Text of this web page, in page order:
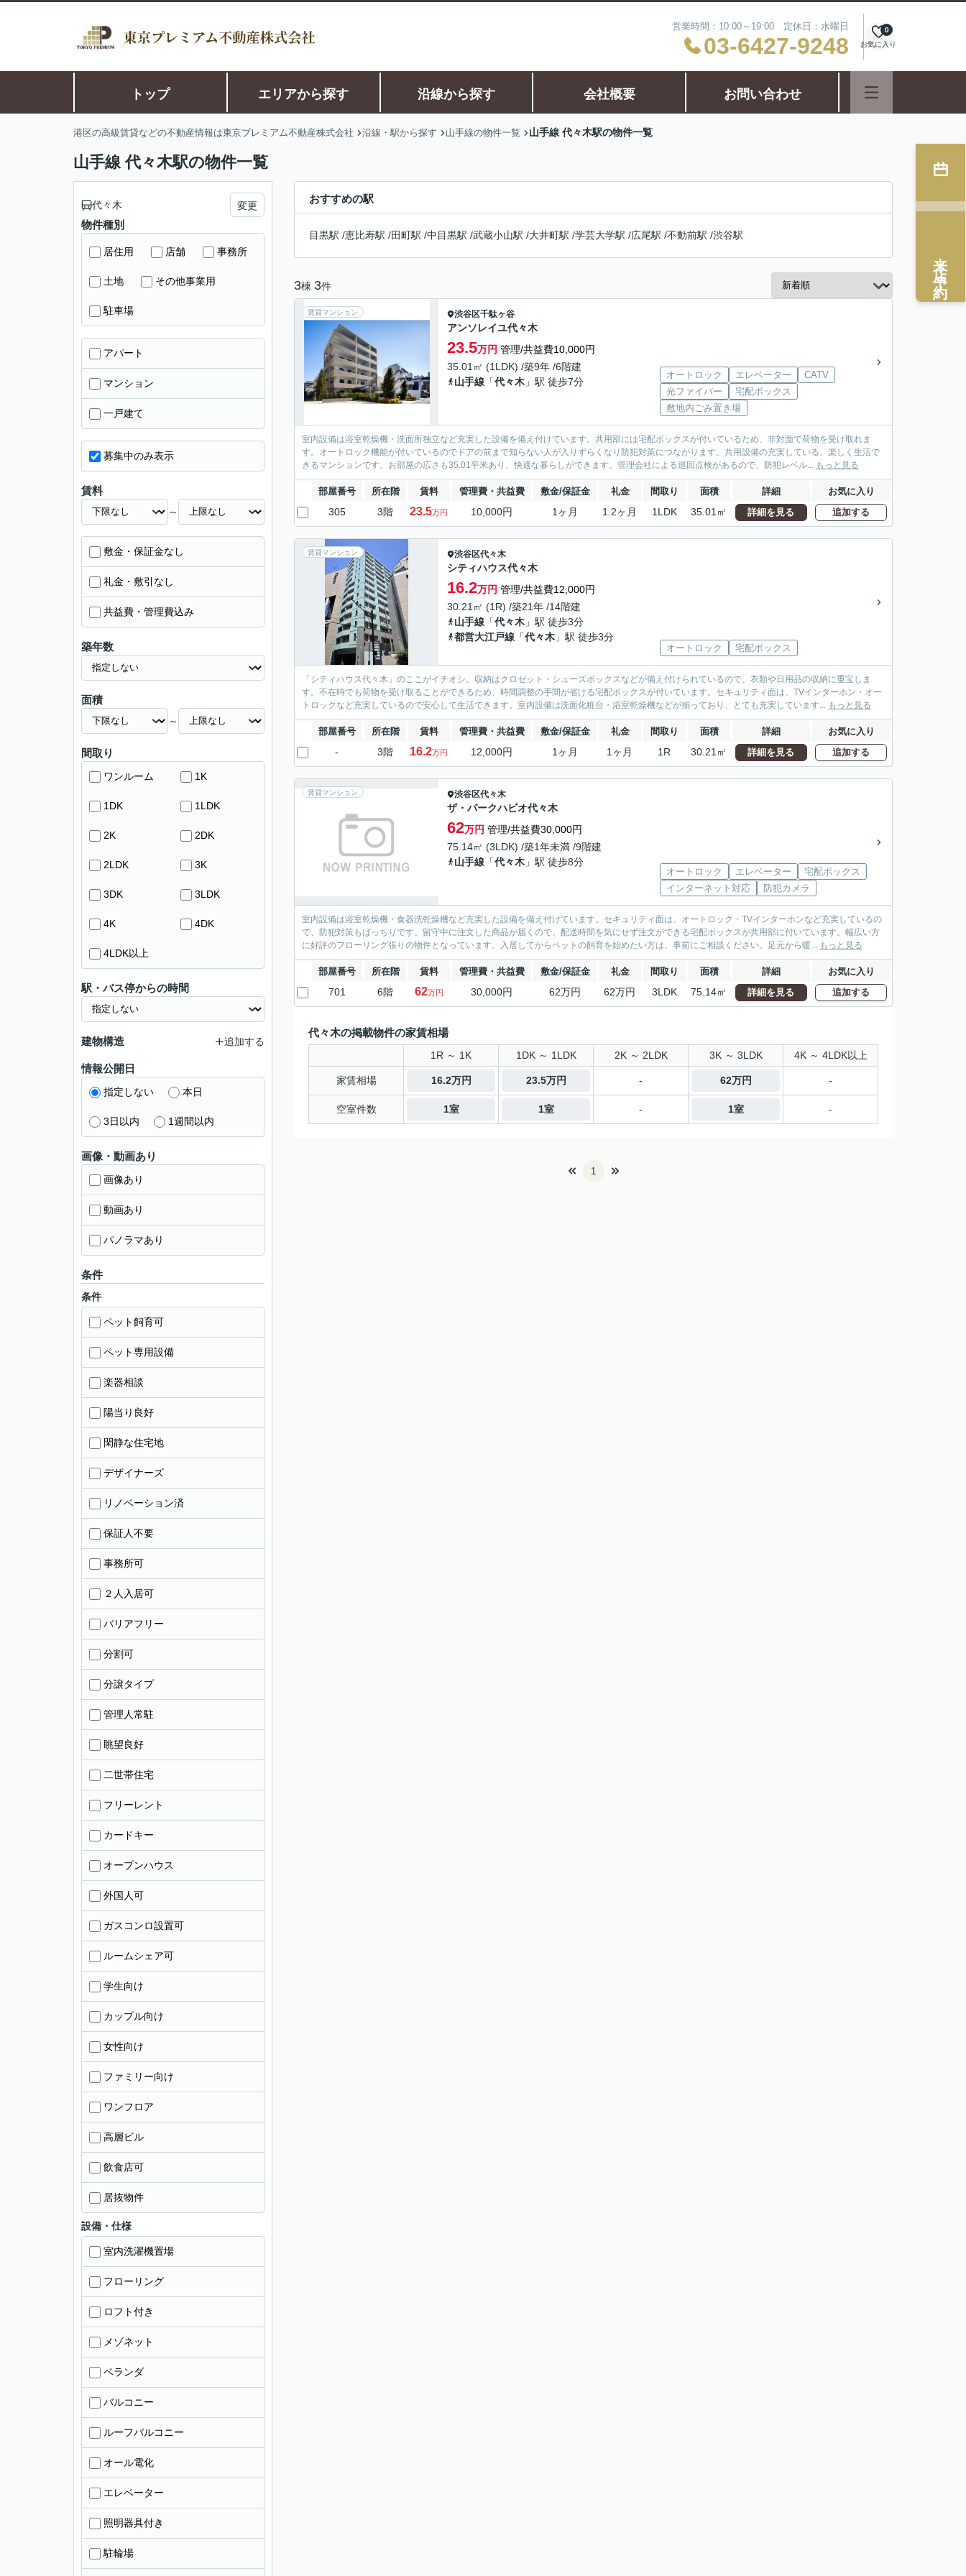
営業時間：10:00～19:00 定休日：水曜日
03-6427-9248 お気に入り
0
トップ エリアから探す 沿線から探す 会社概要 お問い合わせ
港区の高級賃貸などの不動産情報は東京プレミアム不動産株式会社 沿線・駅から探す 山手線の物件一覧 山手線 代々木駅の物件一覧
山手線 代々木駅の物件一覧
おすすめの駅
目黒駅 /恵比寿駅 /田町駅 /中目黒駅 /武蔵小山駅 /大井町駅 /学芸大学駅 /広尾駅 /不動前駅 /渋谷駅
3棟 3件
賃貸マンション 渋谷区千駄ヶ谷
アンソレイユ代々木
23.5万円 管理/共益費10,000円
35.01㎡ (1LDK) /築9年 /6階建
山手線 「代々木 」駅 徒歩7分
オートロック エレベーター
CATV
光ファイバー
宅配ボックス
敷地内ごみ置き場
室内設備は浴室乾燥機・洗面所独立など充実した設備を備え付けています。共用部には宅配ボックスが付いているため、非対面で荷物を受け取れま
す。オートロック機能が付いているのでドアの前まで知らない人が入りずらくなり防犯対策につながります。共用設備の充実している、楽しく生活で
きるマンションです。お部屋の広さも35.01平米あり、快適な暮らしができます。管理会社による巡回点検があるので、防犯レベル... もっと見る
部屋番号 所在階 賃料 管理費・共益費 敷金/保証金 礼金 間取り 面積 詳細 お気に入り
305 3階 23.5万円 10,000円 1ヶ月 1.2ヶ月 1LDK 35.01㎡ 詳細を見る 追加する
賃貸マンション 渋谷区代々木
シティハウス代々木
16.2万円 管理/共益費12,000円
30.21㎡ (1R) /築21年 /14階建
山手線 「代々木 」駅 徒歩3分
都営大江戸線 「代々木 」駅 徒歩3分
オートロック 宅配ボックス
「シティハウス代々木」のここがイチオシ。収納はクロゼット・シューズボックスなどが備え付けられているので、衣類や日用品の収納に重宝しま
す。不在時でも荷物を受け取ることができるため、時間調整の手間が省ける宅配ボックスが付いています。セキュリティ面は、TVインターホン・オー
トロックなど充実しているので安心して生活できます。室内設備は洗面化粧台・浴室乾燥機などが揃っており、とても充実しています... もっと見る
部屋番号 所在階 賃料 管理費・共益費 敷金/保証金 礼金 間取り 面積 詳細 お気に入り
- 3階 16.2万円 12,000円 1ヶ月 1ヶ月 1R 30.21㎡ 詳細を見る 追加する
賃貸マンション 渋谷区代々木
ザ・パークハビオ代々木
62万円 管理/共益費30,000円
75.14㎡ (3LDK) /築1年未満 /9階建
山手線 「代々木 」駅 徒歩8分
オートロック エレベーター
宅配ボックス
インターネット対応
防犯カメラ
室内設備は浴室乾燥機・食器洗乾燥機など充実した設備を備え付けています。セキュリティ面は、オートロック・TVインターホンなど充実しているの
で、防犯対策もばっちりです。留守中に注文した商品が届くので、配送時間を気にせず注文ができる宅配ボックスが共用部に付いています。幅広い方
に好評のフローリング張りの物件となっています。入居してからペットの飼育を始めたい方は、事前にご相談ください。足元から暖... もっと見る
部屋番号 所在階 賃料 管理費・共益費 敷金/保証金 礼金 間取り 面積 詳細 お気に入り
701 6階 62万円 30,000円 62万円 62万円 3LDK 75.14㎡ 詳細を見る 追加する
代々木の掲載物件の家賃相場
1R ～ 1K 1DK ～ 1LDK 2K ～ 2LDK 3K ～ 3LDK 4K ～ 4LDK以上
家賃相場 16.2万円 23.5万円 - 62万円 -
空室件数 1室 1室 - 1室 -
1
代々木 変更
物件種別
居住用 店舗 事務所
土地 その他事業用
駐車場
アパート
マンション
一戸建て
募集中のみ表示
賃料
～
敷金・保証金なし
礼金・敷引なし
共益費・管理費込み
築年数
面積
～
間取り
ワンルーム 1K
1DK 1LDK
2K 2DK
2LDK 3K
3DK 3LDK
4K 4DK
4LDK以上
駅・バス停からの時間
建物構造 追加する
情報公開日
指定しない 本日
3日以内 1週間以内
画像・動画あり
画像あり
動画あり
パノラマあり
条件
条件
ペット飼育可
ペット専用設備
楽器相談
陽当り良好
閑静な住宅地
デザイナーズ
リノベーション済
保証人不要
事務所可
２人入居可
バリアフリー
分割可
分譲タイプ
管理人常駐
眺望良好
二世帯住宅
フリーレント
カードキー
オープンハウス
外国人可
ガスコンロ設置可
ルームシェア可
学生向け
カップル向け
女性向け
ファミリー向け
ワンフロア
高層ビル
飲食店可
居抜物件
設備・仕様
室内洗濯機置場
フローリング
ロフト付き
メゾネット
ベランダ
バルコニー
ルーフバルコニー
オール電化
エレベーター
照明器具付き
駐輪場
来店予約